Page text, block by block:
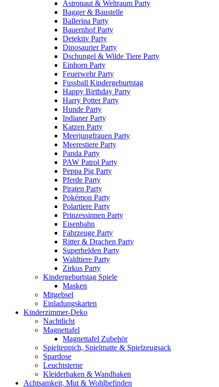
Astronaut & Weltraum Party
Bagger & Baustelle
Ballerina Party
Bauernhof Party
Detektiv Party
Dinosaurier Party
Dschungel & Wilde Tiere Party
Einhorn Party
Feuerwehr Party
Fussball Kindergeburtstag
Happy Birthday Party
Harry Potter Party
Hunde Party
Indianer Party
Katzen Party
Meerjungfrauen Party
Meerestiere Party
Panda Party
PAW Patrol Party
Peppa Pig Party
Pferde Party
Piraten Party
Pokémon Party
Polartiere Party
Prinzessinnen Party
Eisenbahn
Fahrzeuge Party
Ritter & Drachen Party
Superhelden Party
Waldtiere Party
Zirkus Party
Kindergeburtstag Spiele
Masken
Mitgebsel
Einladungskarten
Kinderzimmer-Deko
Nachtlicht
Magnettafel
Magnettafel Zubehör
Spielteppich, Spielmatte & Spielzeugsack
Spardose
Leuchtsterne
Kleiderhaken & Wandhaken
Achtsamkeit, Mut & Wohlbefinden